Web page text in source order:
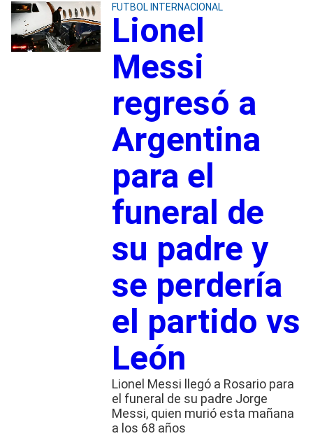
FUTBOL INTERNACIONAL
Lionel
Messi
regresó a
Argentina
para el
funeral de
su padre y
se perdería
el partido vs
León
Lionel Messi llegó a Rosario para
el funeral de su padre Jorge
Messi, quien murió esta mañana
a los 68 años